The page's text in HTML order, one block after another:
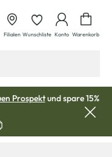
Filialen Wunschliste Konto Warenkorb
Prospektund spare 15%